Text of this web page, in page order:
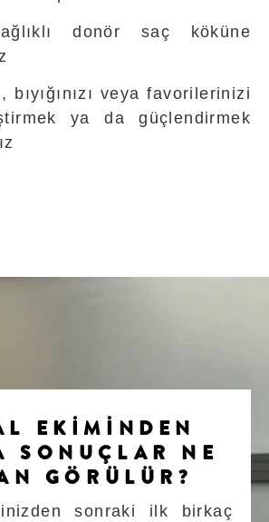
donör saç köküne
bıyığınızı veya favorilerinizi
ya da güçlendirmek
EKİMİNDEN
SONUÇLAR NE
GÖRÜLÜR?
sonraki ilk birkaç